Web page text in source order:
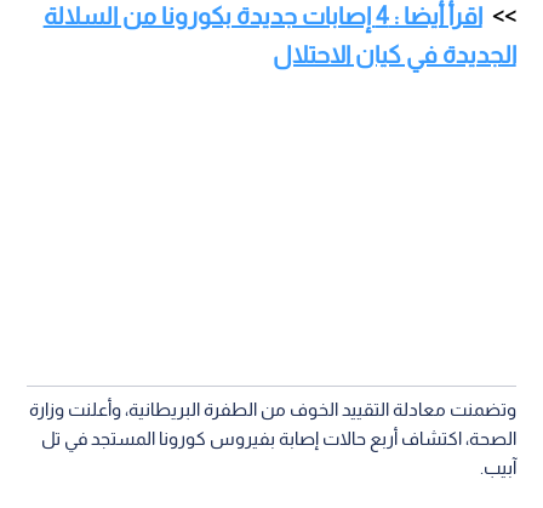
اقرأ أيضا : 4 إصابات جديدة بكورونا من السلالة
الجديدة في كيان الاحتلال
وتضمنت معادلة التقييد الخوف من الطفرة البريطانية، وأعلنت وزارة
الصحة، اكتشاف أربع حالات إصابة بفيروس كورونا المستجد في تل
آبيب.